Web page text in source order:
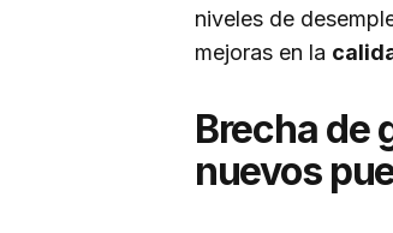
niveles de
mejoras en la
Brecha de
nuevos